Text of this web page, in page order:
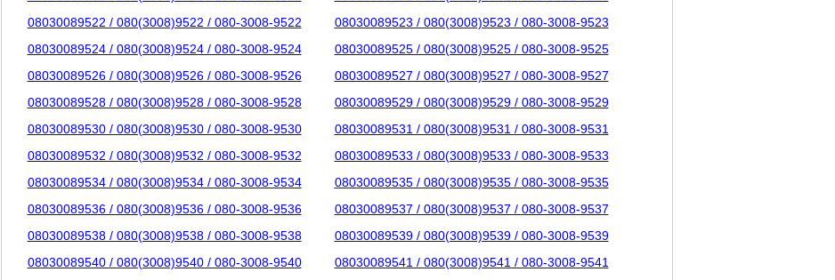
08030089522 / 080(3008)9522 / 080-3008-9522
08030089523 / 080(3008)9523 / 080-3008-9523
08030089524 / 080(3008)9524 / 080-3008-9524
08030089525 / 080(3008)9525 / 080-3008-9525
08030089526 / 080(3008)9526 / 080-3008-9526
08030089527 / 080(3008)9527 / 080-3008-9527
08030089528 / 080(3008)9528 / 080-3008-9528
08030089529 / 080(3008)9529 / 080-3008-9529
08030089530 / 080(3008)9530 / 080-3008-9530
08030089531 / 080(3008)9531 / 080-3008-9531
08030089532 / 080(3008)9532 / 080-3008-9532
08030089533 / 080(3008)9533 / 080-3008-9533
08030089534 / 080(3008)9534 / 080-3008-9534
08030089535 / 080(3008)9535 / 080-3008-9535
08030089536 / 080(3008)9536 / 080-3008-9536
08030089537 / 080(3008)9537 / 080-3008-9537
08030089538 / 080(3008)9538 / 080-3008-9538
08030089539 / 080(3008)9539 / 080-3008-9539
08030089540 / 080(3008)9540 / 080-3008-9540
08030089541 / 080(3008)9541 / 080-3008-9541